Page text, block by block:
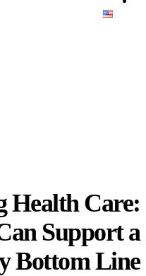
Health Care:
Support a
Bottom Line